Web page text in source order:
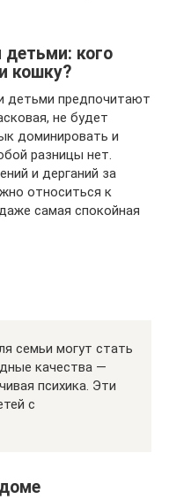
кого
кошку?
детьми предпочитают
не будет
доминировать и
разницы нет.
и дерганий за
относиться к
самая спокойная
семьи могут стать
качества —
психика. Эти
с